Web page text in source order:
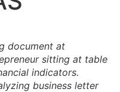
document at
sitting at table
indicators.
business letter